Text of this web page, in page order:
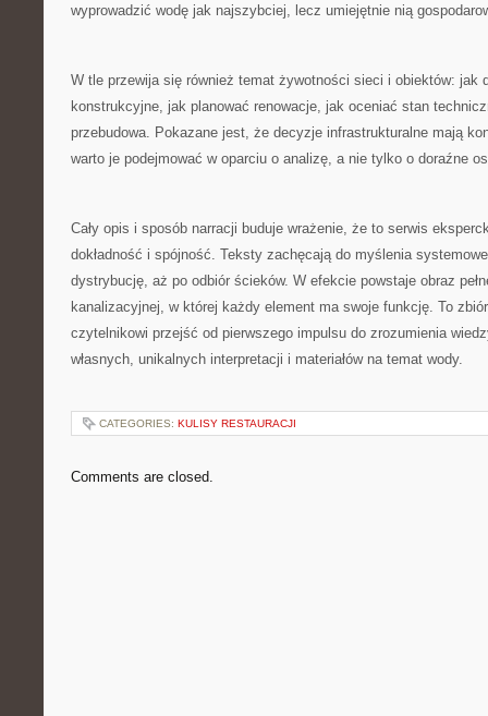
wyprowadzić wodę jak najszybciej, lecz umiejętnie nią
W tle przewija się również temat żywotności sieci i obiektów: jak
konstrukcyjne, jak planować renowacje, jak oceniać stan
przebudowa. Pokazane jest, że decyzje infrastrukturalne mają
warto je podejmować w oparciu o analizę, a nie tylko o doraźne
Cały opis i sposób narracji buduje wrażenie, że to serwis
dokładność i spójność. Teksty zachęcają do myślenia
dystrybucję, aż po odbiór ścieków. W efekcie powstaje obraz
kanalizacyjnej, w której każdy element ma swoje funkcję. To
czytelnikowi przejść od pierwszego impulsu do zrozumienia
własnych, unikalnych interpretacji i materiałów na temat wody.
CATEGORIES: KULISY RESTAURACJI
Comments are closed.